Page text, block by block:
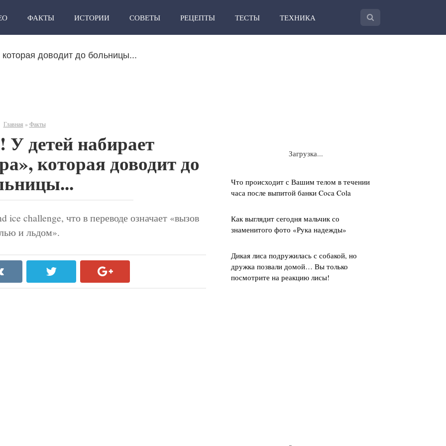
ФАКТЫ ИСТОРИИ СОВЕТЫ РЕЦЕПТЫ ТЕСТЫ ТЕХНИКА
доводит до больницы...
Главная » Факты
детей набирает
которая доводит до
challenge, что в переводе означает «вызов
и льдом».
Загрузка...
Что происходит с Вашим телом в течении
часа после выпитой банки Coca Cola
Как выглядит сегодня мальчик со
знаменитого фото «Рука надежды»
Дикая лиса подружилась с собакой, но
дружка позвали домой… Вы только
посмотрите на реакцию лисы!